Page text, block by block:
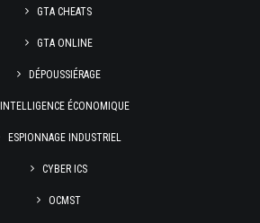
GTA CHEATS
GTA ONLINE
DÉPOUSSIÉRAGE
INTELLIGENCE ÉCONOMIQUE
ESPIONNAGE INDUSTRIEL
CYBER ICS
OCMST